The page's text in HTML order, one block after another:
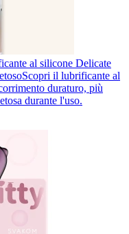
al silicone Delicate
Scopri il lubrificante al
duraturo, più
durante l'uso.